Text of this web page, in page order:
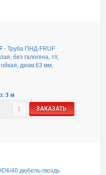
-Труба ПНД-FRUF
без галогена, т/г,
диам.63 мм,
3 м
ЗАКАЗАТЬ
40 дюбель-гвоздь